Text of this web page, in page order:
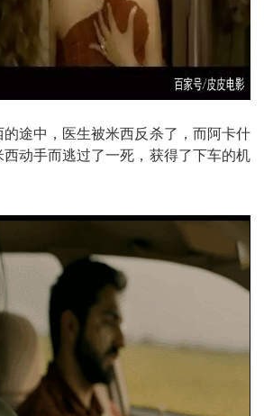
途中，医生被米西反杀了，而阿卡什
西动手而逃过了一死，获得了下车的机